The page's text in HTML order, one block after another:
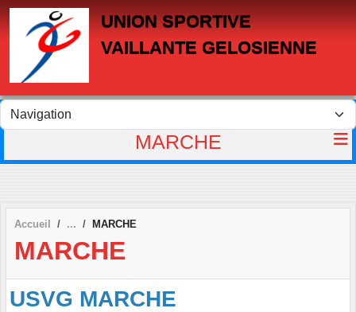
UNION SPORTIVE
VAILLANTE GELOSIENNE
MARCHE
Accueil MARCHE
MARCHE
USVG MARCHE
Panneau de gestion des cookies